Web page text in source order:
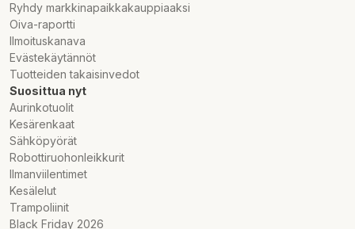
Ryhdy markkinapaikkakauppiaaksi
Oiva-raportti
Ilmoituskanava
Evästekäytännöt
Tuotteiden takaisinvedot
Suosittua nyt
Aurinkotuolit
Kesärenkaat
Sähköpyörät
Robottiruohonleikkurit
Ilmanviilentimet
Kesälelut
Trampoliinit
Black Friday 2026